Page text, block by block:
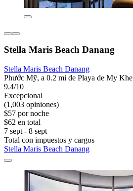
Stella Maris Beach Danang
Stella Maris Beach Danang
Phước Mỹ, a 0.2 mi de Playa de My Khe
9.4/10
Excepcional
(1,003 opiniones)
$57 por noche
$62 en total
7 sept - 8 sept
Total con impuestos y cargos
Stella Maris Beach Danang